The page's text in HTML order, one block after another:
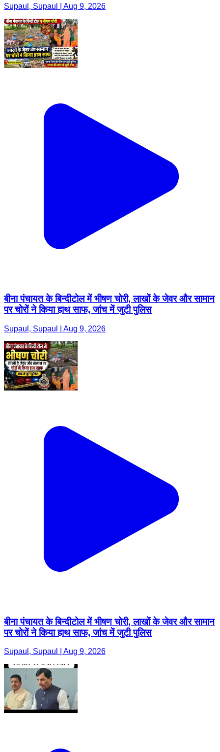
Supaul, Supaul | Aug 9, 2026
बीना पंचायत के बिन्दीटोल में भीषण चोरी, लाखों के जेवर और सामान
पर चोरों ने किया हाथ साफ, जांच में जुटी पुलिस
Supaul, Supaul | Aug 9, 2026
बीना पंचायत के बिन्दीटोल में भीषण चोरी, लाखों के जेवर और सामान
पर चोरों ने किया हाथ साफ, जांच में जुटी पुलिस
Supaul, Supaul | Aug 9, 2026